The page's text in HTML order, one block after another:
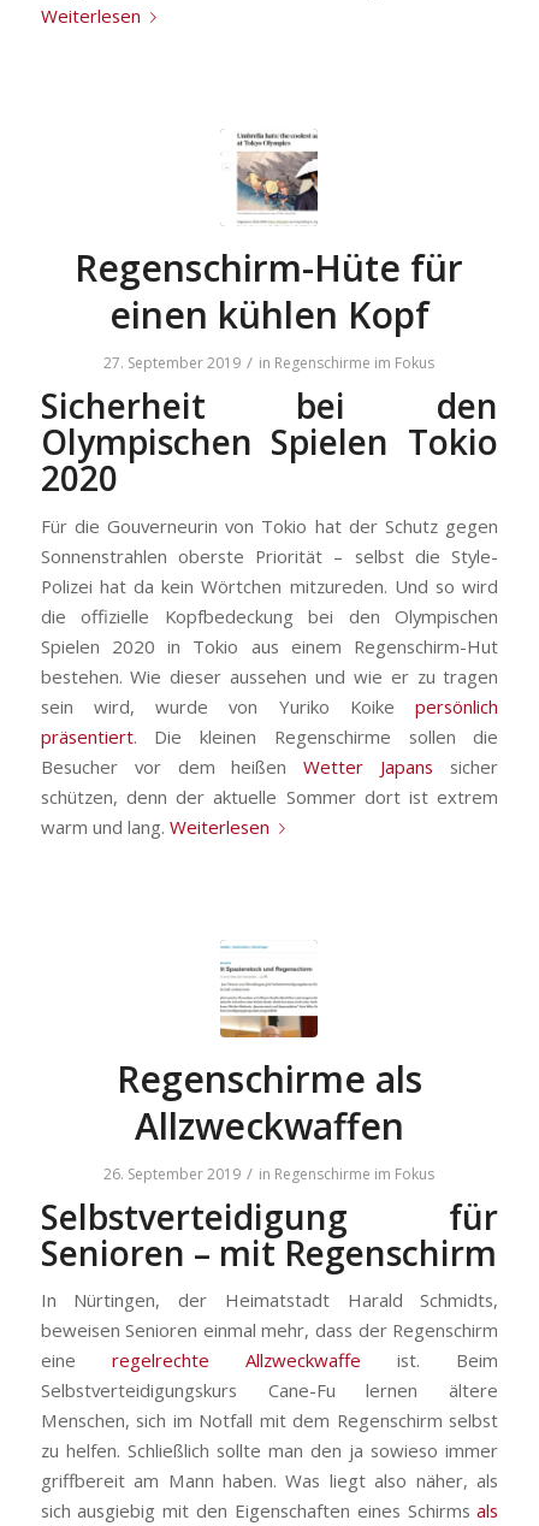
Weiterlesen
Regenschirm-Hüte für
einen kühlen Kopf
27. September 2019 / in Regenschirme im Fokus
Sicherheit bei den
Olympischen Spielen Tokio
2020
Für die Gouverneurin von Tokio hat der Schutz gegen
Sonnenstrahlen oberste Priorität – selbst die Style-
Polizei hat da kein Wörtchen mitzureden. Und so wird
die offizielle Kopfbedeckung bei den Olympischen
Spielen 2020 in Tokio aus einem Regenschirm-Hut
bestehen. Wie dieser aussehen und wie er zu tragen
sein wird, wurde von Yuriko Koikepersönlich
präsentiert. Die kleinen Regenschirme sollen die
Besucher vor dem heißenWetter Japans sicher
schützen, denn der aktuelle Sommer dort ist extrem
warm und lang. Weiterlesen
Regenschirme als
Allzweckwaffen
26. September 2019 / in Regenschirme im Fokus
Selbstverteidigung für
Senioren – mit Regenschirm
In Nürtingen, der Heimatstadt Harald Schmidts,
beweisen Senioren einmal mehr, dass der Regenschirm
eine regelrechte Allzweckwaffe ist. Beim
Selbstverteidigungskurs Cane-Fu lernen ältere
Menschen, sich im Notfall mit dem Regenschirm selbst
zu helfen. Schließlich sollte man den ja sowieso immer
griffbereit am Mann haben. Was liegt also näher, als
sich ausgiebig mit den Eigenschaften eines Schirmsals